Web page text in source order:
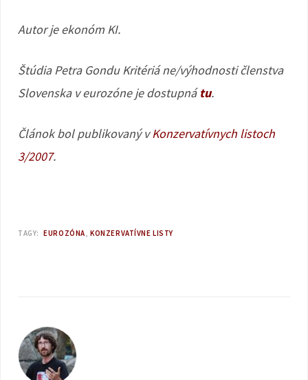
Autor je ekonóm KI.
Štúdia Petra Gondu Kritériá ne/výhodnosti členstva
Slovenska v eurozóne je dostupnátu.
Článok bol publikovaný vKonzervatívnych listoch
3/2007.
TAGY: EUROZÓNA KONZERVATÍVNE LISTY